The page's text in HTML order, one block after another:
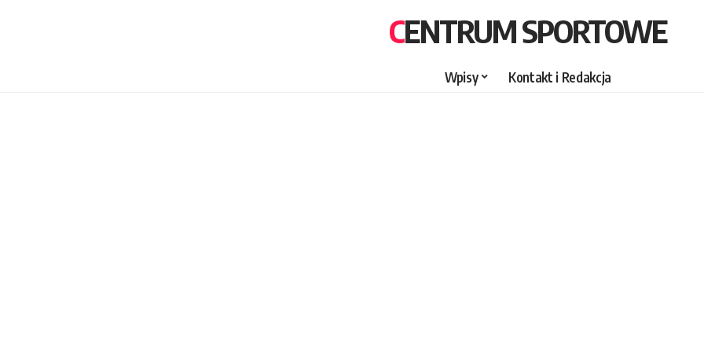
CENTRUM SPORTOWE
Wpisy Kontakt i Redakcja